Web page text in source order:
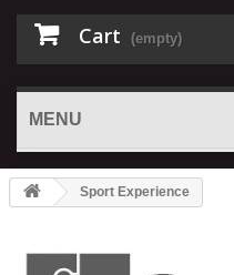
Cart (empty)
MENU
Sport Experience